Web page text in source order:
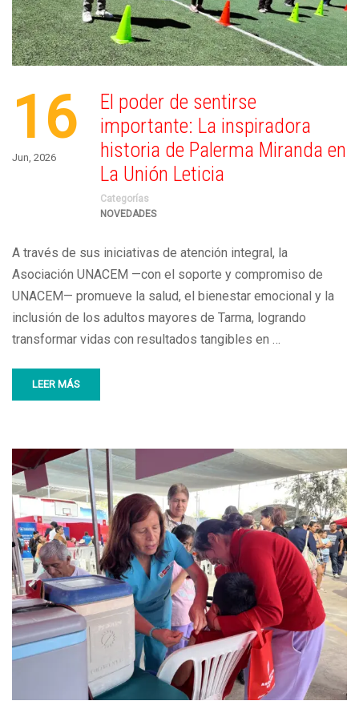
16
Jun, 2026
El poder de sentirse
importante: La inspiradora
historia de Palerma Miranda en
La Unión Leticia
Categorías
NOVEDADES
A través de sus iniciativas de atención integral, la
Asociación UNACEM —con el soporte y compromiso de
UNACEM— promueve la salud, el bienestar emocional y la
inclusión de los adultos mayores de Tarma, logrando
transformar vidas con resultados tangibles en …
LEER MÁS